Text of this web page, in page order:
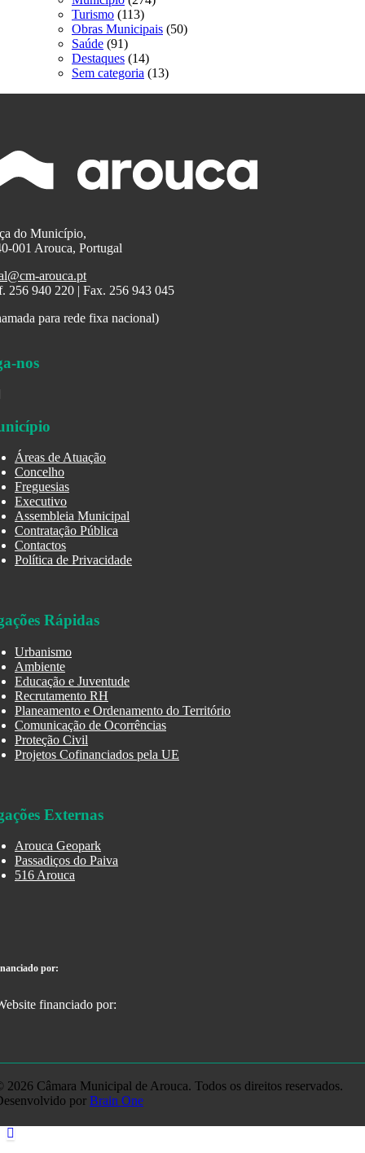
Turismo (113)
Obras Municipais (50)
Saúde (91)
Destaques (14)
Sem categoria (13)
do Município,
001 Arouca, Portugal
arouca.pt
256 940 220 | Fax. 256 943 045
para rede fixa nacional)
nos
Áreas de Atuação
Concelho
Freguesias
Executivo
Assembleia Municipal
Contratação Pública
Contactos
Política de Privacidade
Rápidas
Urbanismo
Ambiente
Educação e Juventude
Recrutamento RH
Planeamento e Ordenamento do Território
Comunicação de Ocorrências
Proteção Civil
Projetos Cofinanciados pela UE
Externas
Arouca Geopark
Passadiços do Paiva
516 Arouca
por:
2026 Câmara Municipal de Arouca. Todos os direitos reservados.
por Brain One